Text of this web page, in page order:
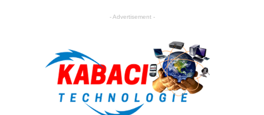
- Advertisement -